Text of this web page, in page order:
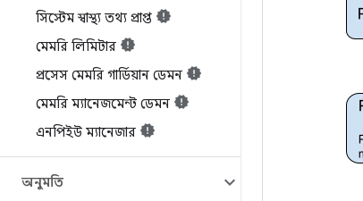
সিস্টেম স্বাস্থ্য তথ্য প্রাপ্ত
মেমরি লিমিটার
প্রসেস মেমরি গার্ডিয়ান ডেমন
মেমরি ম্যানেজমেন্ট ডেমন
এনপিইউ ম্যানেজার
অনুমতি